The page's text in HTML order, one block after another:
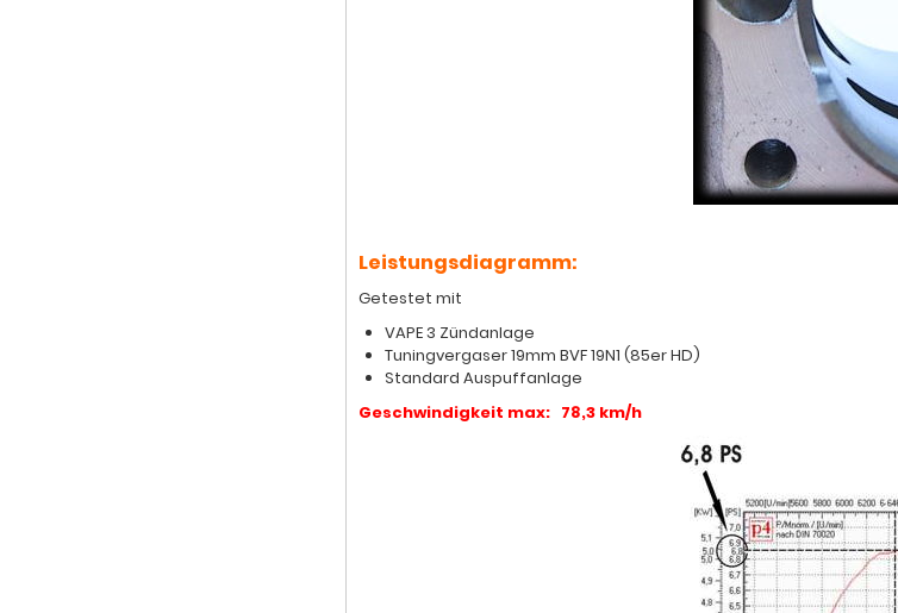
Leistungsdiagramm:
Getestet mit
VAPE 3 Zündanlage
Tuningvergaser 19mm BVF 19N1 (85er HD)
Standard Auspuffanlage
Geschwindigkeit max: 78,3 km/h